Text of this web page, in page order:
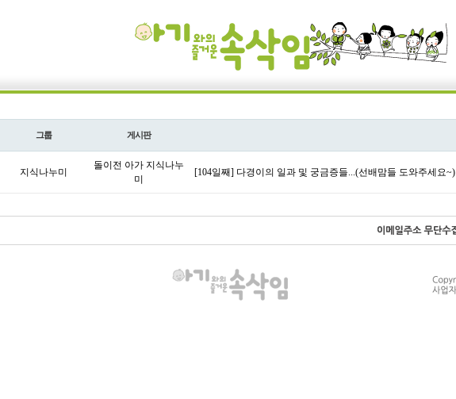
그룹 게시판
지식나누미
돌이전 아가 지식나누
미
[104일째] 다경이의 일과 및 궁금증들...(선배맘들 도와주세요~)